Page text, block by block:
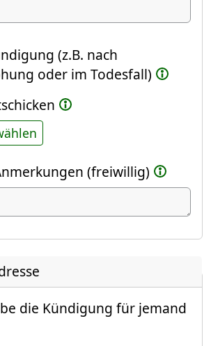
(z.B. nach
oder im Todesfall)
(freiwillig)
die Kündigung für jemand